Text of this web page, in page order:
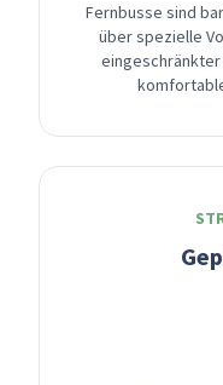
Fernbusse sind
über spezielle